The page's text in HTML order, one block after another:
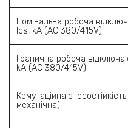
Номінальна робоча
Ics, kA (AC 380/415V)
Гранична робоча
kA (AC 380/415V)
Комутаційна
механічна)